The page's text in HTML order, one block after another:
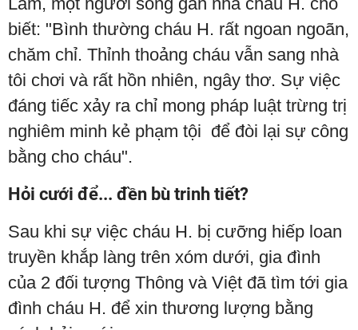
biết: "Bình thường cháu H. rất ngoan ngoãn,
chăm chỉ. Thỉnh thoảng cháu vẫn sang nhà
tôi chơi và rất hồn nhiên, ngây thơ. Sự việc
đáng tiếc xảy ra chỉ mong pháp luật trừng trị
nghiêm minh kẻ phạm tội để đòi lại sự công
bằng cho cháu".
Hỏi cưới để... đền bù trinh tiết?
Sau khi sự việc cháu H. bị cưỡng hiếp loan
truyền khắp làng trên xóm dưới, gia đình
của 2 đối tượng Thông và Việt đã tìm tới gia
đình cháu H. để xin thương lượng bằng